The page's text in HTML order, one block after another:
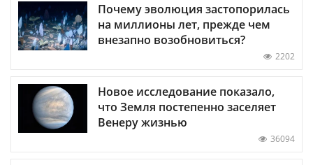
Почему эволюция застопорилась
на миллионы лет, прежде чем
внезапно возобновиться?
2202
Новое исследование показало,
что Земля постепенно заселяет
Венеру жизнью
36094